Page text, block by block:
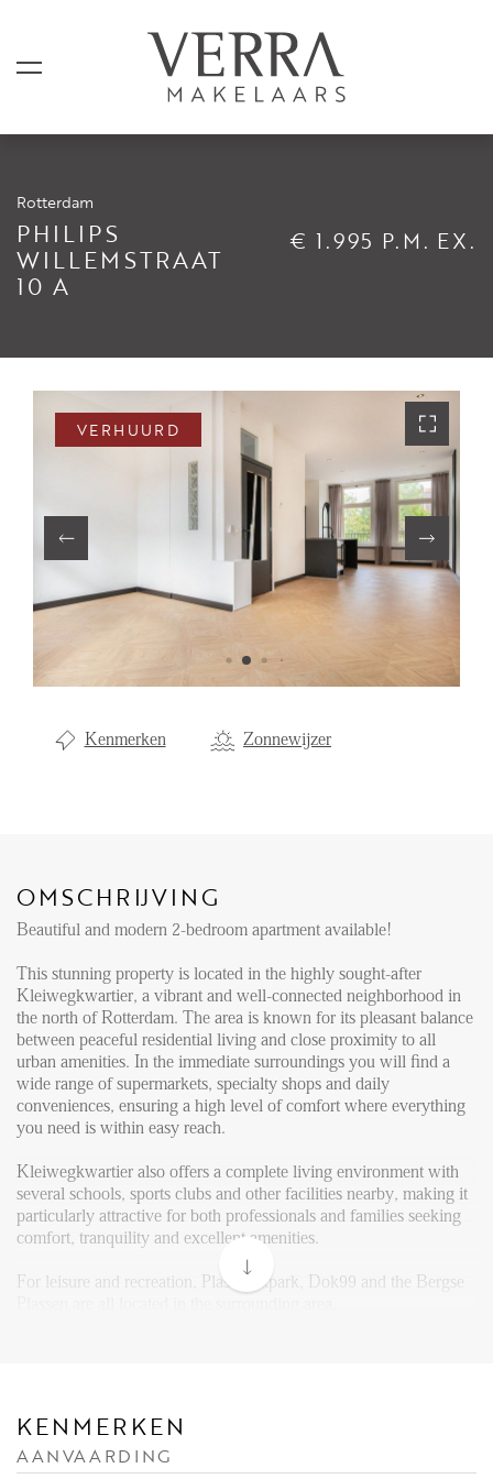
Rotterdam
PHILIPS
WILLEMSTRAAT
10 A
€ 1.995 P.M. EX.
VERHUURD
Kenmerken Zonnewijzer
OMSCHRIJVING
Beautiful and modern 2-bedroom apartment available!
This stunning property is located in the highly sought-after
Kleiwegkwartier, a vibrant and well-connected neighborhood in
the north of Rotterdam. The area is known for its pleasant balance
between peaceful residential living and close proximity to all
urban amenities. In the immediate surroundings you will find a
wide range of supermarkets, specialty shops and daily
conveniences, ensuring a high level of comfort where everything
you need is within easy reach.
Kleiwegkwartier also offers a complete living environment with
several schools, sports clubs and other facilities nearby, making it
particularly attractive for both professionals and families seeking
comfort, tranquility and excellent amenities.
For leisure and recreation, Plaswijckpark, Dok99 and the Bergse
Connectivity is excellent. Several tram and bus lines provide fast
KENMERKEN
AANVAARDING
AANBOD
Te koop
Shortstay
Verkocht
Verhuurd
DIENSTEN
Aanhuur
Aankoop
Verhuur
Verkoop
Nieuwbouw
OVER ONS
FAQ
Reviews
Werken bij
CONTACT
Den Haag
Hillegersberg
Rotterdam